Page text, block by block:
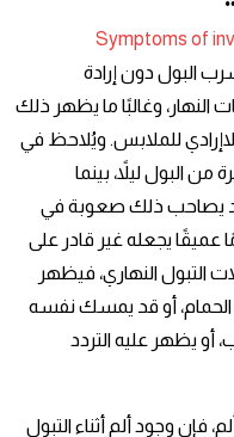
Symptoms of
البول دون إرادة
النهار، وغالبًا ما يظهر ذلك
للملابس. ويُلاحظ في
البول ليلاً، بينما
يصاحب ذلك صعوبة في
عميقًا يجعله غير قادر على
التبول النهاري، فيظهر
أو قد يمسك نفسه
أو يظهر عليه التردد
فإن وجود ألم أثناء التبول